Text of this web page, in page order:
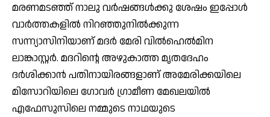
മരണമടഞ്ഞ് നാലു വര്‍ഷങ്ങള്‍ക്കു ശേഷം ഇപ്പോള്‍
വാര്‍ത്തകളില്‍ നിറഞ്ഞുനില്‍ക്കുന്ന
സന്ന്യാസിനിയാണ് മദര്‍ മേരി വില്‍ഹെല്‍മിന
ലാങ്കാസ്റ്റര്‍. മദറിന്റെ അഴുകാത്ത മൃതദേഹം
ദര്‍ശിക്കാന്‍ പതിനായിരങ്ങളാണ് അമേരിക്കയിലെ
മിസോറിയിലെ ഗോവര്‍ ഗ്രാമീണ മേഖലയില്‍
എഫേസുസിലെ നമ്മുടെ നാഥയുടെ